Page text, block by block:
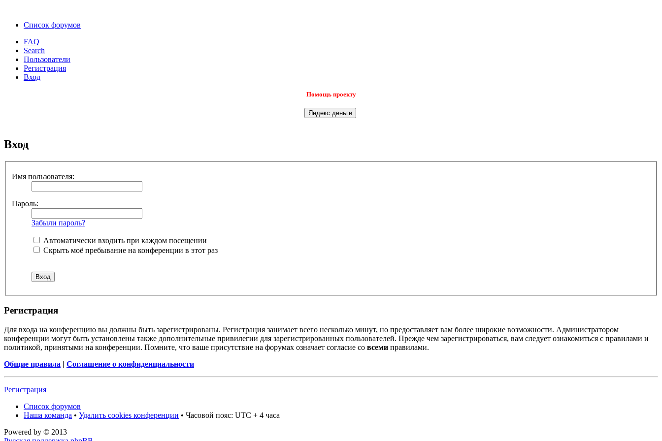
Список форумов
FAQ
Search
Пользователи
Регистрация
Вход
Помощь проекту
Вход
Имя пользователя:
Пароль:
Забыли пароль?
Автоматически входить при каждом посещении
Скрыть моё пребывание на конференции в этот раз
Регистрация
Для входа на конференцию вы должны быть зарегистрированы. Регистрация занимает всего несколько минут, но предоставляет вам более широкие возможности. Администратором
конференции могут быть установлены также дополнительные привилегии для зарегистрированных пользователей. Прежде чем зарегистрироваться, вам следует ознакомиться с правилами и
политикой, принятыми на конференции. Помните, что ваше присутствие на форумах означает согласие со всеми правилами.
Общие правила | Соглашение о конфиденциальности
Регистрация
Список форумов
Наша команда • Удалить cookies конференции • Часовой пояс: UTC + 4 часа
Powered by © 2013